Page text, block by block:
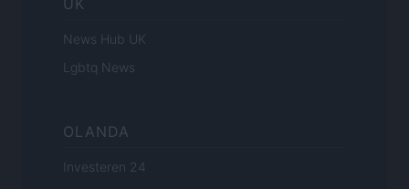
News Hub UK
Lgbtq News
OLANDA
Investeren 24